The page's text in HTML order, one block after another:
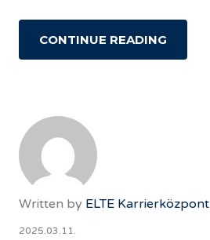
CONTINUE READING
Written by ELTE Karrierközpont
2025.03.11.